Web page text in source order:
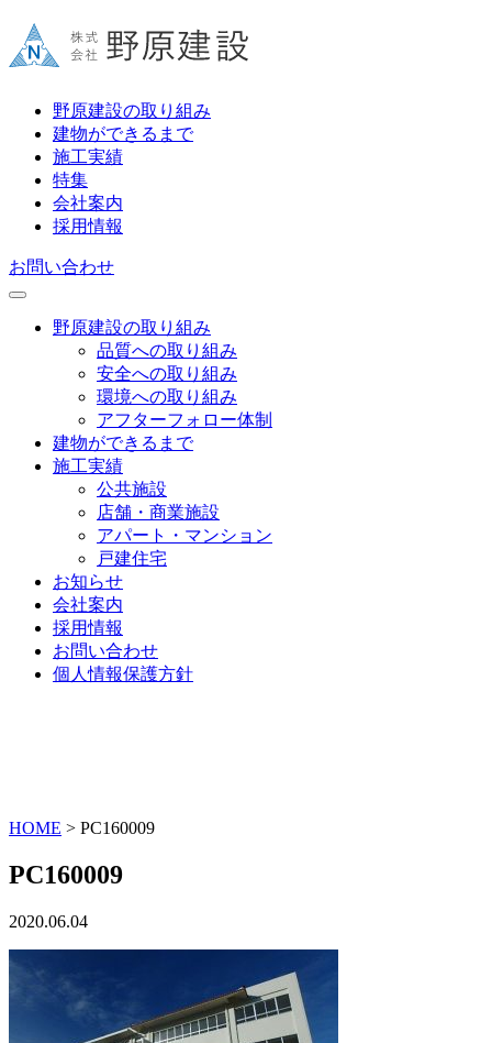
野原建設の取り組み
建物ができるまで
施工実績
特集
会社案内
採用情報
お問い合わせ
野原建設の取り組み
品質への取り組み
安全への取り組み
環境への取り組み
アフターフォロー体制
建物ができるまで
施工実績
公共施設
店舗・商業施設
アパート・マンション
戸建住宅
お知らせ
会社案内
採用情報
お問い合わせ
個人情報保護方針
HOME > PC160009
PC160009
2020.06.04